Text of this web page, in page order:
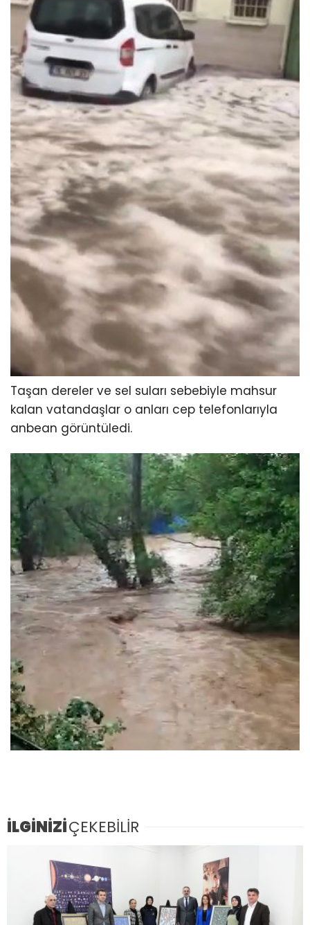
Taşan dereler ve sel suları sebebiyle mahsur
kalan vatandaşlar o anları cep telefonlarıyla
anbean görüntüledi.
İLGİNİZİÇEKEBİLİR